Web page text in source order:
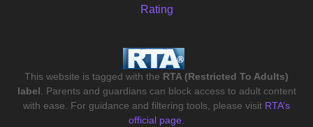
Rating
This website is tagged with the RTA (Restricted To Adults)
label . Parents and guardians can block access to adult content
with ease. For guidance and filtering tools, please visit RTA’s
official page